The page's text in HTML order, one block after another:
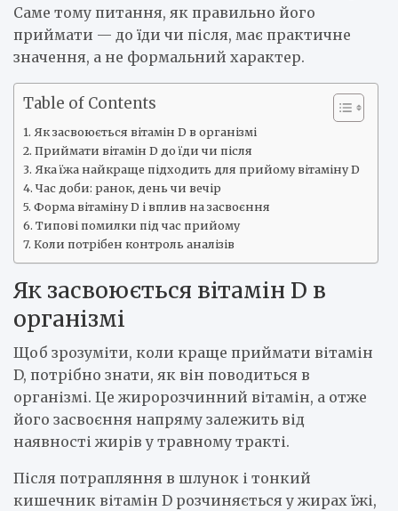
Саме тому питання, як правильно його
приймати — до їди чи після, має практичне
значення, а не формальний характер.
Table of Contents
Як засвоюється вітамін D в організмі
Приймати вітамін D до їди чи після
Яка їжа найкраще підходить для прийому вітаміну D
Час доби: ранок, день чи вечір
Форма вітаміну D і вплив на засвоєння
Типові помилки під час прийому
Коли потрібен контроль аналізів
Як засвоюється вітамін D в
організмі
Щоб зрозуміти, коли краще приймати вітамін
D, потрібно знати, як він поводиться в
організмі. Це жиророзчинний вітамін, а отже
його засвоєння напряму залежить від
наявності жирів у травному тракті.
Після потрапляння в шлунок і тонкий
кишечник вітамін D розчиняється у жирах їжі,